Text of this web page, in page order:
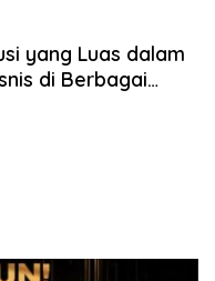
yang Luas dalam
di Berbagai